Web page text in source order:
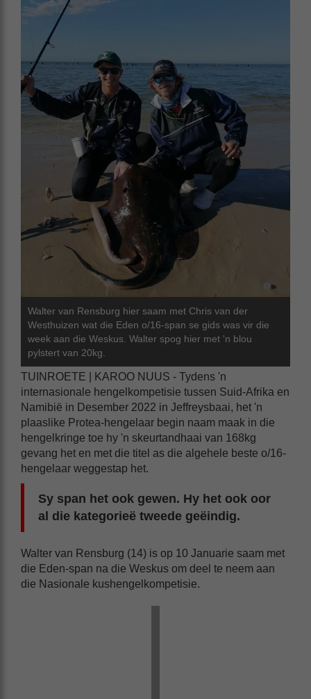
Walter van Rensburg hier saam met Chris van der
Westhuizen wat die Eden o/16-span se gids was vir die
week aan die Weskus. Walter spog hier met 'n blou
pylstert van 20kg.
TUINROETE | KAROO NUUS - Tydens 'n
internasionale hengelkompetisie tussen Suid-Afrika en
Namibië in Desember 2022 in Jeffreysbaai, het 'n
plaaslike Protea-hengelaar begin naam maak in die
hengelkringe toe hy 'n skeurtandhaai van 168kg
gevang het en met die titel as die algehele beste o/16-
hengelaar weggestap het.
Sy span het ook gewen. Hy het ook oor
al die kategorieë tweede geëindig.
Walter van Rensburg (14) is op 10 Januarie saam met
die Eden-span na die Weskus om deel te neem aan
die Nasionale kushengelkompetisie.